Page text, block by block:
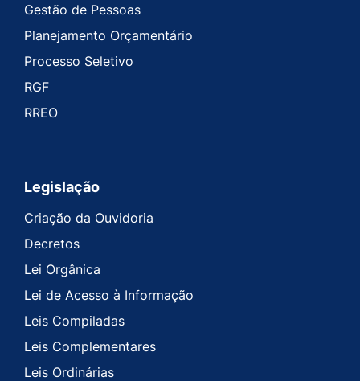
Gestão de Pessoas
Planejamento Orçamentário
Processo Seletivo
RGF
RREO
Legislação
Criação da Ouvidoria
Decretos
Lei Orgânica
Lei de Acesso à Informação
Leis Compiladas
Leis Complementares
Leis Ordinárias